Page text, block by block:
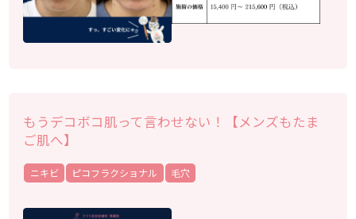
もうデコボコ肌って言わせない！【メンズもたま
ご肌へ】
ニキビ ピコフラクショナル 毛穴